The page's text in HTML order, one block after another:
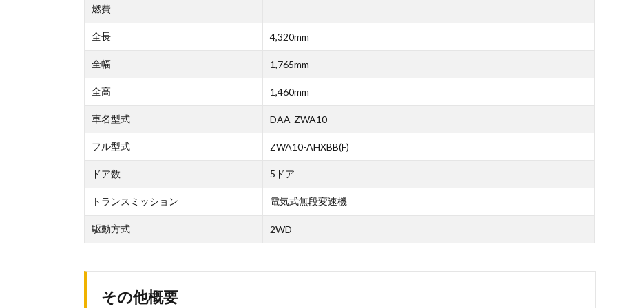
燃費
全長 4,320mm
全幅 1,765mm
全高 1,460mm
車名型式 DAA-ZWA10
フル型式 ZWA10-AHXBB(F)
ドア数 5ドア
トランスミッション 電気式無段変速機
駆動方式 2WD
その他概要